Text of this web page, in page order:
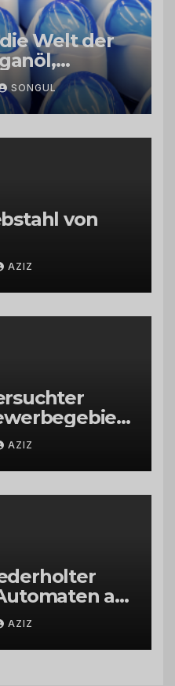
Welt der
und
von
Anbietern
SONGUL
von
AZIZ
AZIZ
am
in
AZIZ